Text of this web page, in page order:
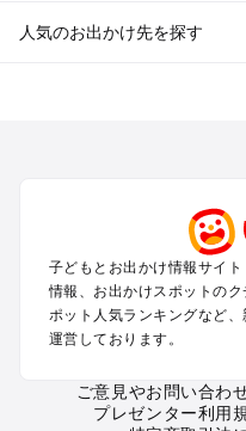
人気のお出かけ先を探す
関西のプールおでかけ
中国･四国のプールおでかけ
九州･沖縄のプールおでかけ
定番お出かけスポット
子どもとお出かけ情報サイ
情報、お出かけスポットの
ポット人気ランキングなど
運営しております。
ご意見やお問い合わ
プレゼンター利用